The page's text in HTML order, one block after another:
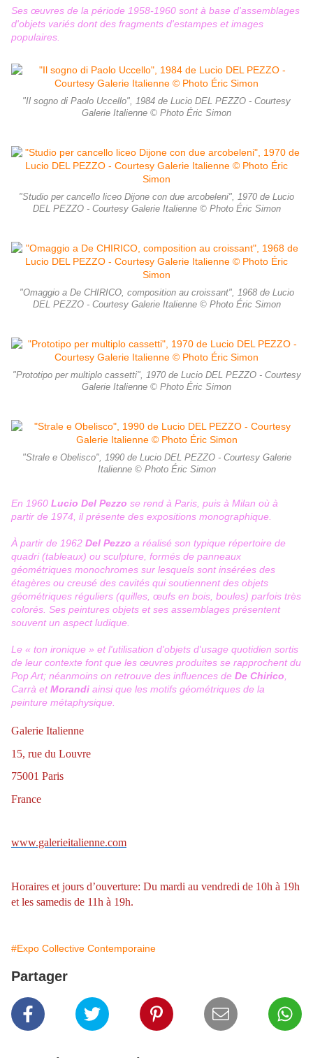
Ses œuvres de la période 1958-1960 sont à base d'assemblages
d'objets variés dont des fragments d'estampes et images
populaires.
"Il sogno di Paolo Uccello", 1984 de Lucio DEL PEZZO - Courtesy
Galerie Italienne © Photo Éric Simon
"Studio per cancello liceo Dijone con due arcobeleni", 1970 de Lucio
DEL PEZZO - Courtesy Galerie Italienne © Photo Éric Simon
"Omaggio a De CHIRICO, composition au croissant", 1968 de Lucio
DEL PEZZO - Courtesy Galerie Italienne © Photo Éric Simon
"Prototipo per multiplo cassetti", 1970 de Lucio DEL PEZZO - Courtesy
Galerie Italienne © Photo Éric Simon
"Strale e Obelisco", 1990 de Lucio DEL PEZZO - Courtesy Galerie
Italienne © Photo Éric Simon
En 1960 Lucio Del Pezzo se rend à Paris , puis à Milan où à
partir de 1974, il présente des expositions monographique.
À partir de 1962 Del Pezzo a réalisé son typique répertoire de
quadri (tableaux) ou sculpture, formés de panneaux
géométriques monochromes sur lesquels sont insérées des
étagères ou creusé des cavités qui soutiennent des objets
géométriques réguliers (quilles, œufs en bois, boules) parfois très
colorés. Ses peintures objets et ses assemblages présentent
souvent un aspect ludique.
Le « ton ironique » et l'utilisation d'objets d'usage quotidien sortis
de leur contexte font que les œuvres produites se rapprochent du
Pop Art; néanmoins on retrouve des influences de De Chirico
Carrà etMorandi ainsi que les motifs géométriques de la
peinture métaphysique
Galerie Italienne
15, rue du Louvre
75001 Paris
France
www.galerieitalienne.com
Horaires et jours d’ouverture: Du mardi au vendredi de 10h à 19h
et les samedis de 11h à 19h.
#Expo Collective Contemporaine
Partager